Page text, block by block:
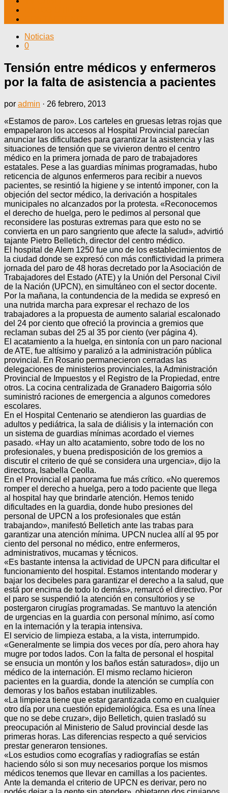
Noticias
0
Tensión entre médicos y enfermeros
por la falta de asistencia a pacientes
por admin · 26 febrero, 2013
«Estamos de paro». Los carteles en gruesas letras rojas que
empapelaron los accesos al Hospital Provincial parecían
anunciar las dificultades para garantizar la asistencia y las
situaciones de tensión que se vivieron dentro el centro
médico en la primera jornada de paro de trabajadores
estatales. Pese a las guardias mínimas programadas, hubo
reticencia de algunos enfermeros para recibir a nuevos
pacientes, se resintió la higiene y se intentó imponer, con la
objeción del sector médico, la derivación a hospitales
municipales no alcanzados por la protesta. «Reconocemos
el derecho de huelga, pero le pedimos al personal que
reconsidere las posturas extremas para que esto no se
convierta en un paro sangriento que afecte la salud», advirtió
tajante Pietro Belletich, director del centro médico.
El hospital de Alem 1250 fue uno de los establecimientos de
la ciudad donde se expresó con más conflictividad la primera
jornada del paro de 48 horas decretado por la Asociación de
Trabajadores del Estado (ATE) y la Unión del Personal Civil
de la Nación (UPCN), en simultáneo con el sector docente.
Por la mañana, la contundencia de la medida se expresó en
una nutrida marcha para expresar el rechazo de los
trabajadores a la propuesta de aumento salarial escalonado
del 24 por ciento que ofreció la provincia a gremios que
reclaman subas del 25 al 35 por ciento (ver página 4).
El acatamiento a la huelga, en sintonía con un paro nacional
de ATE, fue altísimo y paralizó a la administración pública
provincial. En Rosario permanecieron cerradas las
delegaciones de ministerios provinciales, la Administración
Provincial de Impuestos y el Registro de la Propiedad, entre
otros. La cocina centralizada de Granadero Baigorria sólo
suministró raciones de emergencia a algunos comedores
escolares.
En el Hospital Centenario se atendieron las guardias de
adultos y pediátrica, la sala de diálisis y la internación con
un sistema de guardias mínimas acordado el viernes
pasado. «Hay un alto acatamiento, sobre todo de los no
profesionales, y buena predisposición de los gremios a
discutir el criterio de qué se considera una urgencia», dijo la
directora, Isabella Ceolla.
En el Provincial el panorama fue más crítico. «No queremos
romper el derecho a huelga, pero a todo paciente que llega
al hospital hay que brindarle atención. Hemos tenido
dificultades en la guardia, donde hubo presiones del
personal de UPCN a los profesionales que están
trabajando», manifestó Belletich ante las trabas para
garantizar una atención mínima. UPCN nuclea allí al 95 por
ciento del personal no médico, entre enfermeros,
administrativos, mucamas y técnicos.
«Es bastante intensa la actividad de UPCN para dificultar el
funcionamiento del hospital. Estamos intentando moderar y
bajar los decibeles para garantizar el derecho a la salud, que
está por encima de todo lo demás», remarcó el directivo. Por
el paro se suspendió la atención en consultorios y se
postergaron cirugías programadas. Se mantuvo la atención
de urgencias en la guardia con personal mínimo, así como
en la internación y la terapia intensiva.
El servicio de limpieza estaba, a la vista, interrumpido.
«Generalmente se limpia dos veces por día, pero ahora hay
mugre por todos lados. Con la falta de personal el hospital
se ensucia un montón y los baños están saturados», dijo un
médico de la internación. El mismo reclamo hicieron
pacientes en la guardia, donde la atención se cumplía con
demoras y los baños estaban inutilizables.
«La limpieza tiene que estar garantizada como en cualquier
otro día por una cuestión epidemiológica. Esa es una línea
que no se debe cruzar», dijo Belletich, quien trasladó su
preocupación al Ministerio de Salud provincial desde las
primeras horas. Las diferencias respecto a qué servicios
prestar generaron tensiones.
«Los estudios como ecografías y radiografías se están
haciendo sólo si son muy necesarios porque los mismos
médicos tenemos que llevar en camillas a los pacientes.
Ante la demanda el criterio de UPCN es derivar, pero no